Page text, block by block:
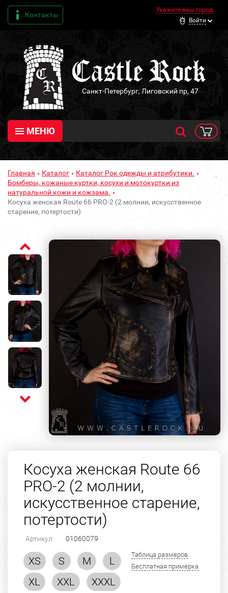
Контакты
Укажите ваш город
Войти
Санкт-Петербург, Лиговский пр, 47
МЕНЮ
Главная Каталог
Каталог Рок одежды и атрибутики.
Бомберы, кожаные куртки, косухи и мотокуртки из
натуральной кожи и кожзама.
Косуха женская Route 66 PRO-2 (2 молнии, искусственное
старение, потертости)
Косуха женская Route 66
PRO-2 (2 молнии,
искусственное старение,
потертости)
Артикул: 01060079
XS S M
L
XL
XXL
XXXL
Таблица размеров
Бесплатная примерка